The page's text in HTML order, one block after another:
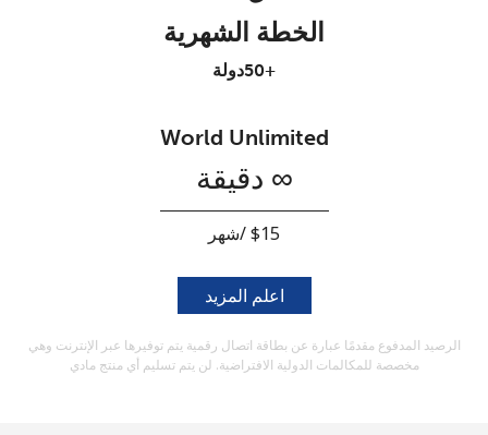
اشتراك
أهلًا!
الخطة الشهرية
+50دولة
World Unlimited
∞ دقيقة
اعلم المزيد
الرصيد المدفوع مقدمًا عبارة عن بطاقة اتصال رقمية يتم توفيرها عبر الإنترنت وهي
مخصصة للمكالمات الدولية الافتراضية. لن يتم تسليم أي منتج مادي